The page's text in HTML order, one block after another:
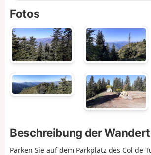
Fotos
Beschreibung der
Parken Sie auf dem Parkplatz des Col de